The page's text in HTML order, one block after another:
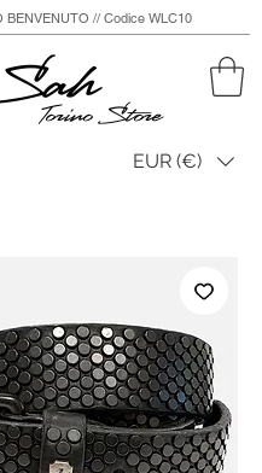
Torino Store
BENVENUTO // Codice WLC10
EUR (€)